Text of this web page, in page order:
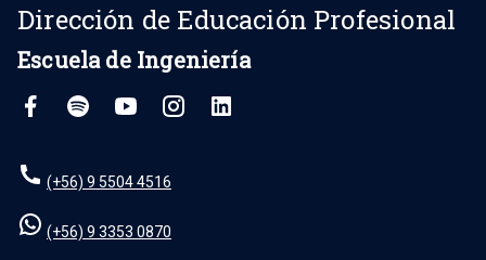
Dirección de Educación Profesional
Escuela de Ingeniería
(+56) 9 5504 4516
(+56) 9 3353 0870